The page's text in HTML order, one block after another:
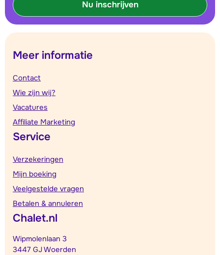
Nu inschrijven
Meer informatie
Contact
Wie zijn wij?
Vacatures
Affiliate Marketing
Service
Verzekeringen
Mijn boeking
Veelgestelde vragen
Betalen & annuleren
Chalet.nl
Wipmolenlaan 3
3447 GJ Woerden